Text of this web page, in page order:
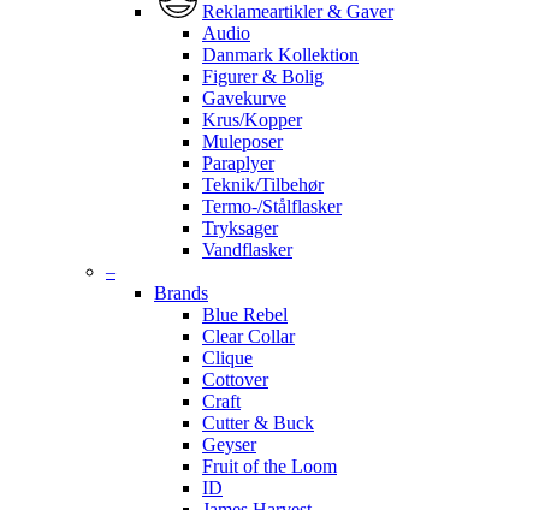
Reklameartikler & Gaver
Audio
Danmark Kollektion
Figurer & Bolig
Gavekurve
Krus/Kopper
Muleposer
Paraplyer
Teknik/Tilbehør
Termo-/Stålflasker
Tryksager
Vandflasker
–
Brands
Blue Rebel
Clear Collar
Clique
Cottover
Craft
Cutter & Buck
Geyser
Fruit of the Loom
ID